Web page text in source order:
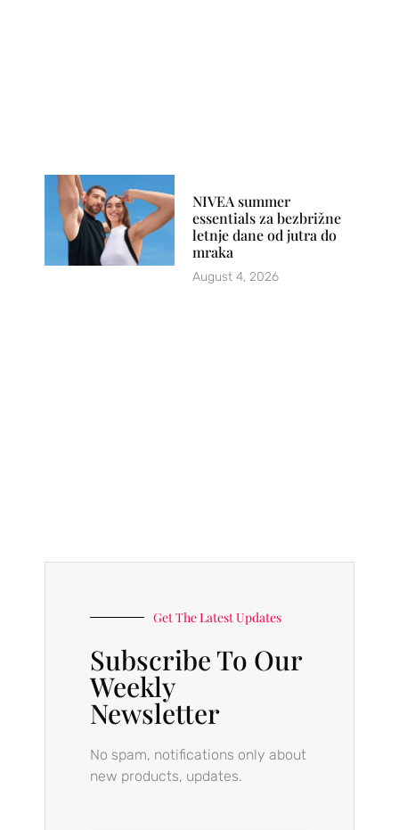
NIVEA summer
essentials za bezbrižne
letnje dane od jutra do
mraka
August 4, 2026
Get The Latest Updates
Subscribe To Our
Weekly
Newsletter
No spam, notifications only about
new products, updates.